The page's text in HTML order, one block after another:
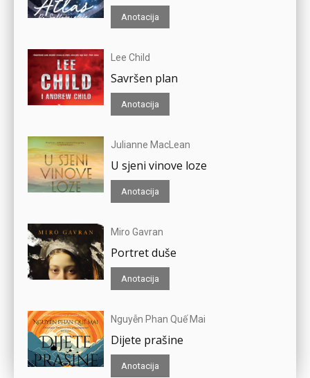
Anotacija
Lee Child
Savršen plan
Anotacija
Julianne MacLean
U sjeni vinove loze
Anotacija
Miro Gavran
Portret duše
Anotacija
Nguyễn Phan Quế Mai
Dijete prašine
Anotacija